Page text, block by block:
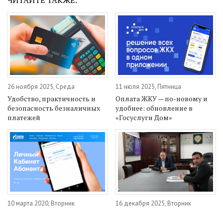
26 ноября 2025, Среда
Удобство, практичность и
безопасность безналичных
платежей
11 июля 2025, Пятница
Оплата ЖКУ — по-новому и
удобнее: обновление в
«Госуслуги Дом»
10 марта 2020, Вторник 16 декабря 2025, Вторник